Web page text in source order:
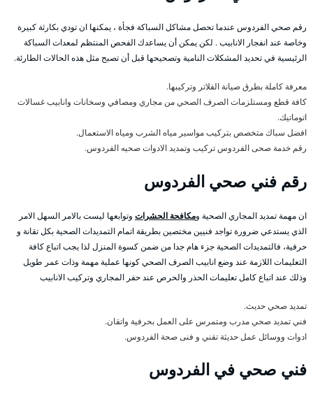
رقم صحي الفردوس عندما تحصل مشاكل السباكة فجأة ، يمكنها ان تودي بكارثة كبيرة
وخاصة عند انفجار الانابيب . لكن يمكن أن يساعدك الفحص المنتظم لمعدات السباكة
الرئيسية في تحديد المشكلات النامية وتصحيحها قبل أن تصبح مثل هذه الحالات الطارئة.
معرفة كاملة بطرق صيانة الفلاتر وتركيبها.
كافة قطع ومستلزمات الصرف الصحي من مجاري ومصافي وسخانات وانابيب غسالات
اتوماتيك.
افضل سباك متخصص بتركيب مواسير مياه الشرب ومياه الاستعمال.
رقم خدمة صحى الفردوس تركيب وتمديد الادوات صحيه الفردوس.
رقم فني صحي الفردوس
ان مهمة تمديد المجاري الصحية ومكافحة الحشرات وتوابعها ليست بالامر السهل الامر
الذي يستدعي ضرورة تواجد فنيين مختصين بطريقة اتمام التمديدات الصحية بكل تقانة و
حرفية، فالتمديدات الصحية جزء هام جدا من ضمن كسوة المنزل لذا يجب اتباع كافة
التعليمات اللازمة عند وضع انابيب الصرف الصحي كونها عملية مهمة وذات عمر طويل
وذلك عند اتباع كامل تعليمات الحذر والحرص عند حفر المجاري وتركيب الانابيب
تمديد صحي حديث.
فني تمديد صحي مدرب ومتمرس على العمل بحرفية واتقان.
ادوات ووسائل عمل حديثة تقني و فنى صحة الفردوس.
فني صحي في الفردوس